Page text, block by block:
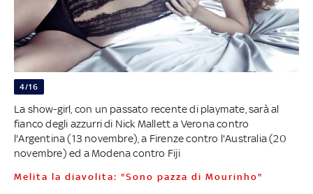
4/16
La show-girl, con un passato recente di playmate, sarà al
fianco degli azzurri di Nick Mallett a Verona contro
l'Argentina (13 novembre), a Firenze contro l'Australia (20
novembre) ed a Modena contro Fiji
Melita la diavolita: "Sono pazza di Mourinho"